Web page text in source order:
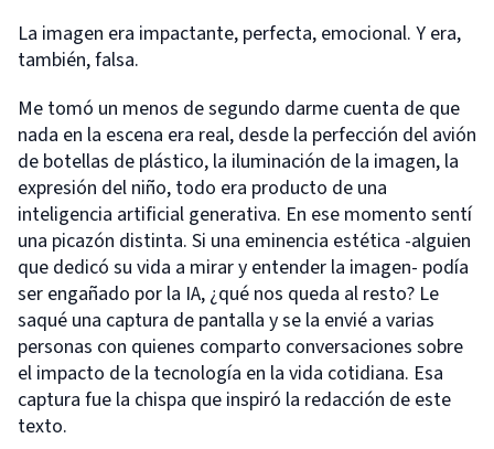
La imagen era impactante, perfecta, emocional. Y era,
también, falsa.
Me tomó un menos de segundo darme cuenta de que
nada en la escena era real, desde la perfección del avión
de botellas de plástico, la iluminación de la imagen, la
expresión del niño, todo era producto de una
inteligencia artificial generativa. En ese momento sentí
una picazón distinta. Si una eminencia estética -alguien
que dedicó su vida a mirar y entender la imagen- podía
ser engañado por la IA, ¿qué nos queda al resto? Le
saqué una captura de pantalla y se la envié a varias
personas con quienes comparto conversaciones sobre
el impacto de la tecnología en la vida cotidiana. Esa
captura fue la chispa que inspiró la redacción de este
texto.